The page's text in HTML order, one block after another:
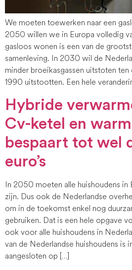
We moeten toewerken naar een
2050 willen we in Europa volledig
gasloos wonen is een van de
samenleving. In 2030 wil de
minder broeikasgassen uitstoten
1990 uitstootten. Een hele
Hybride
Cv-ketel en
bespaart tot wel
euro’s
In 2050 moeten alle huishoudens in
zijn. Dus ook de Nederlandse
om in de toekomst enkel nog
gebruiken. Dat is een hele opgave
ook voor alle huishoudens in
van de Nederlandse huishoudens is
aangesloten op […]